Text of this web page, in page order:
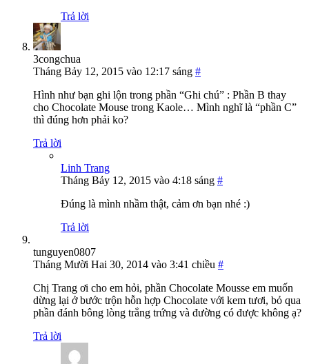
Trả lời
3congchua
Tháng Bảy 12, 2015 vào 12:17 sáng #
Hình như bạn ghi lộn trong phần “Ghi chú” : Phần B thay
cho Chocolate Mouse trong Kaole… Mình nghĩ là “phần C”
thì đúng hơn phải ko?
Trả lời
Linh Trang
Tháng Bảy 12, 2015 vào 4:18 sáng #
Đúng là mình nhầm thật, cảm ơn bạn nhé :)
Trả lời
tunguyen0807
Tháng Mười Hai 30, 2014 vào 3:41 chiều #
Chị Trang ơi cho em hỏi, phần Chocolate Mousse em muốn
dừng lại ở bước trộn hỗn hợp Chocolate với kem tươi, bỏ qua
phần đánh bông lòng trắng trứng và đường có được không ạ?
Trả lời